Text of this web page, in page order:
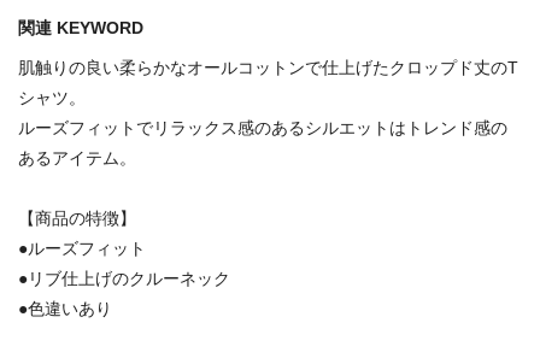
関連 KEYWORD
肌触りの良い柔らかなオールコットンで仕上げたクロップド丈のT
シャツ。
ルーズフィットでリラックス感のあるシルエットはトレンド感の
あるアイテム。
【商品の特徴】
●ルーズフィット
●リブ仕上げのクルーネック
●色違いあり